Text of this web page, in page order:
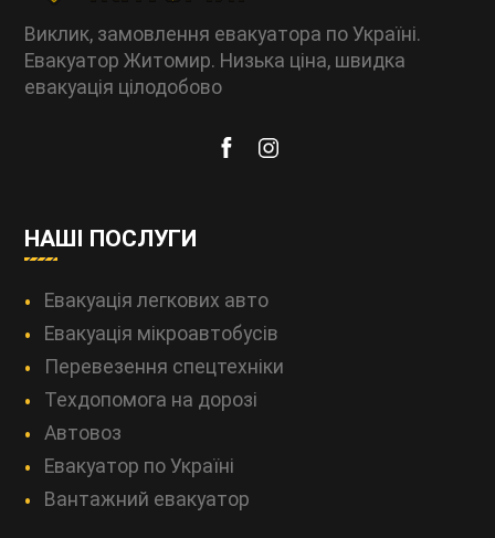
Виклик, замовлення евакуатора по Україні.
Евакуатор Житомир. Низька ціна, швидка
евакуація цілодобово
НАШІ ПОСЛУГИ
Евакуація легкових авто
Евакуація мікроавтобусів
Перевезення спецтехніки
Техдопомога на дорозі
Автовоз
Евакуатор по Україні
Вантажний евакуатор